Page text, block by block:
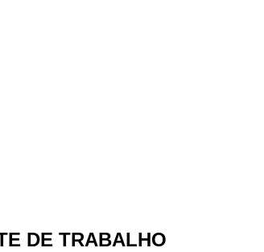
DE TRABALHO